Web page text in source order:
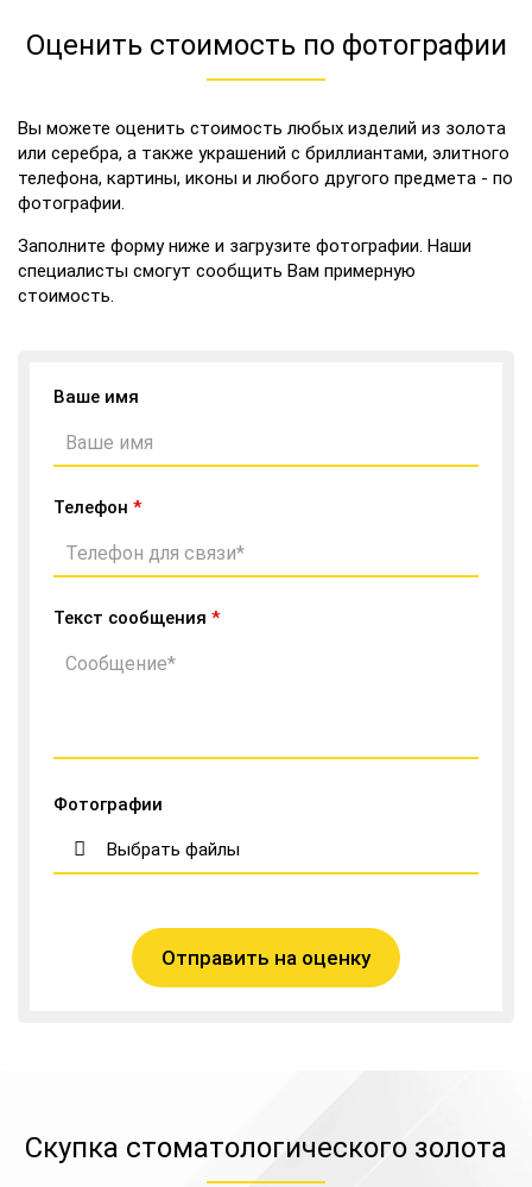
Оценить стоимость по фотографии
Вы можете оценить стоимость любых изделий из золота
или серебра, а также украшений с бриллиантами, элитного
телефона, картины, иконы и любого другого предмета - по
фотографии.
Заполните форму ниже и загрузите фотографии. Наши
специалисты смогут сообщить Вам примерную
стоимость.
Ваше имя
Телефон *
Текст сообщения *
Фотографии
Выбрать файлы
Отправить на оценку
Скупка стоматологического золота